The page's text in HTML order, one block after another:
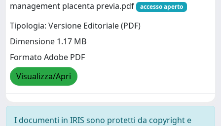
management placenta previa.pdf
accesso aperto
Tipologia: Versione Editoriale (PDF)
Dimensione 1.17 MB
Formato Adobe PDF
Visualizza/Apri
I documenti in IRIS sono protetti da copyright e